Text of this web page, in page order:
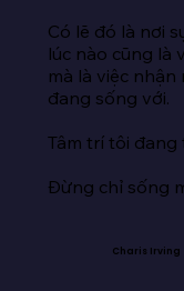
Có lẽ đó là nơi
lúc nào cũng là
mà là việc
đang sống với.
Tâm trí tôi đang
Đừng chỉ sống
Charis Irving